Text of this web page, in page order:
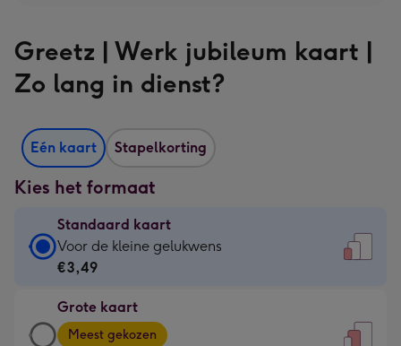
Greetz | Werk jubileum kaart |
Zo lang in dienst?
Eén kaart Stapelkorting
Kies het formaat
Standaard kaart
Standaard
kaart
€3,49
-
Voor de kleine gelukwens
€3,49
Grote kaart
Grote
Meest gekozen